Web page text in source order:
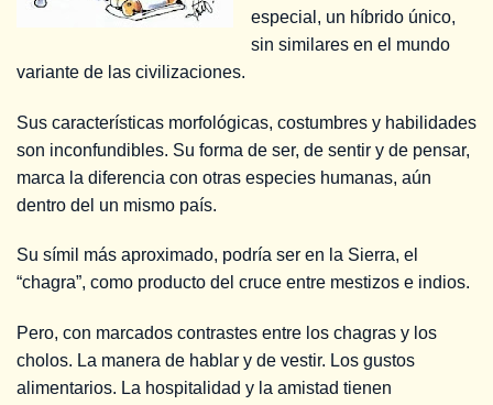
especial, un híbrido único,
sin similares en el mundo
variante de las civilizaciones.
Sus características morfológicas, costumbres y habilidades
son inconfundibles. Su forma de ser, de sentir y de pensar,
marca la diferencia con otras especies humanas, aún
dentro del un mismo país.
Su símil más aproximado, podría ser en la Sierra, el
“chagra”, como producto del cruce entre mestizos e indios.
Pero, con marcados contrastes entre los chagras y los
cholos. La manera de hablar y de vestir. Los gustos
alimentarios. La hospitalidad y la amistad tienen